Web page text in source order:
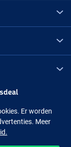
Instagram
Er worden
Meer